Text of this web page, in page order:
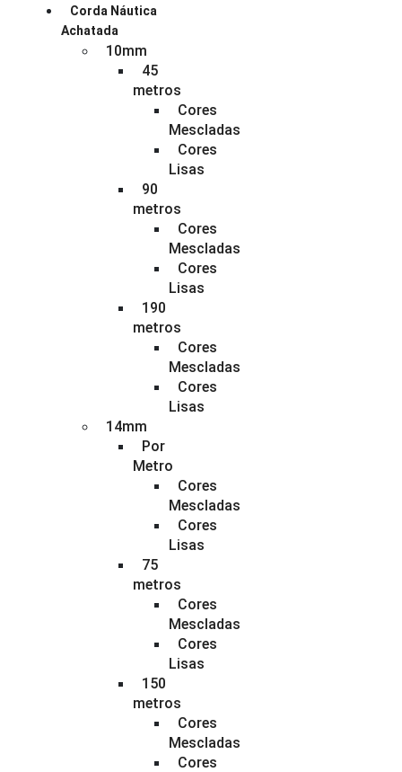
Corda Náutica
Achatada
10mm
45
metros
Cores
Mescladas
Cores
Lisas
90
metros
Cores
Mescladas
Cores
Lisas
190
metros
Cores
Mescladas
Cores
Lisas
14mm
Por
Metro
Cores
Mescladas
Cores
Lisas
75
metros
Cores
Mescladas
Cores
Lisas
150
metros
Cores
Mescladas
Cores